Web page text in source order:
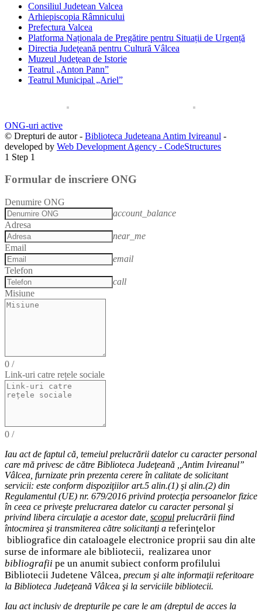
Consiliul Judetean Valcea
Arhiepiscopia Râmnicului
Prefectura Valcea
Platforma Naționala de Pregătire pentru Situații de Urgență
Directia Judeţeană pentru Cultură Vâlcea
Muzeul Judeţean de Istorie
Teatrul „Anton Pann”
Teatrul Municipal „Ariel”
ONG-uri active
© Drepturi de autor - Biblioteca Judeteana Antim Ivireanul -
developed by Web Development Agency - CodeStructures
1 Step 1
Formular de inscriere ONG
Denumire ONG
account_balance
Adresa
near_me
Email
email
Telefon
call
Misiune
0 /
Link-uri catre rețele sociale
0 /
Iau act de faptul că, temeiul prelucrării datelor cu caracter personal
care mă privesc de către Biblioteca Judeţeană ,,Antim Ivireanul”
Vâlcea, furnizate prin prezenta cerere în calitate de solicitant
servicii: este conform dispoziţiilor art.5 alin.(1) şi alin.(2) din
Regulamentul (UE) nr. 679/2016 privind protecţia persoanelor fizice
în ceea ce priveşte prelucrarea datelor cu caracter personal şi
privind libera circulaţie a acestor date scopul prelucrării fiind
întocmirea şi transmiterea către solicitanţi a referinţelor
bibliografice din cataloagele electronice proprii sau din alte
surse de informare ale bibliotecii, realizarea unor
bibliografii pe un anumit subiect conform profilului
Bibliotecii Judetene Vâlcea, precum şi alte informaţii referitoare
la Biblioteca Judeţeană Vâlcea şi la serviciile bibliotecii.
Iau act inclusiv de drepturile pe care le am (dreptul de acces la